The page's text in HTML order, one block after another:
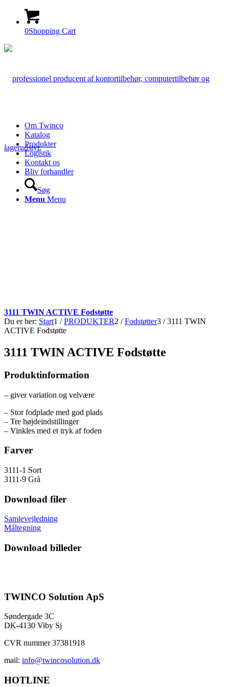
0Shopping Cart
Om Twinco
Katalog
Produkter
Logistik
Kontakt os
Bliv forhandler
Søg
Menu Menu
3111 TWIN ACTIVE Fodstøtte
Du er her: Start1 / PRODUKTER2 / Fodstøtter3 / 3111 TWIN
ACTIVE Fodstøtte
3111 TWIN ACTIVE Fodstøtte
Produktinformation
– giver variation og velvære
– Stor fodplade med god plads
– Tre højdeindstillinger
– Vinkles med et tryk af foden
Farver
3111-1 Sort
3111-9 Grå
Download filer
Samlevejledning
Måltegning
Download billeder
TWINCO Solution ApS
Søndergade 3C
DK-4130 Viby Sj
CVR nummer 37381918
mail: info@twincosolution.dk
HOTLINE